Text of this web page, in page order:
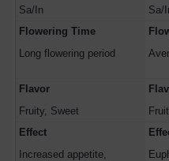
Sa/In
Sa/
Flowering Time
Long flowering period
Flavor
Fruity, Sweet
Effect
Increased appetite,